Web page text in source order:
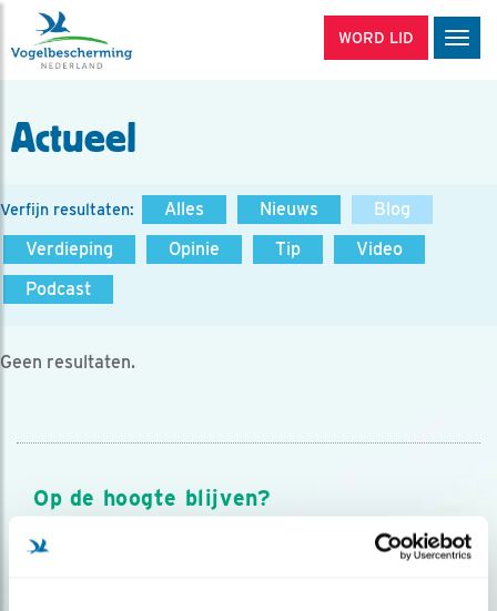
WORD LID
Actueel
Verfijn resultaten: Alles Nieuws
Blog
Verdieping
Opinie Tip
Video
Podcast
Geen resultaten.
Op de hoogte blijven?
Meld je aan en ontvang nieuws, inspiratie, acties en tips
over vogels en activiteiten van Vogelbescherming.